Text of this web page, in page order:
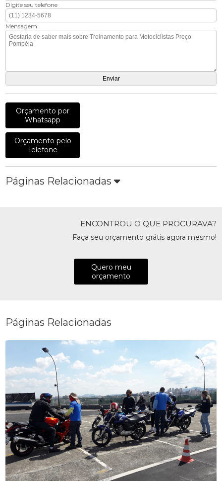
Digite seu telefone
Mensagem
Orçamento por
Whatsapp
Orçamento pelo
Telefone
Páginas Relacionadas
ENCONTROU O QUE PROCURAVA?
Faça seu orçamento grátis agora mesmo!
Quero meu
orçamento
Páginas Relacionadas